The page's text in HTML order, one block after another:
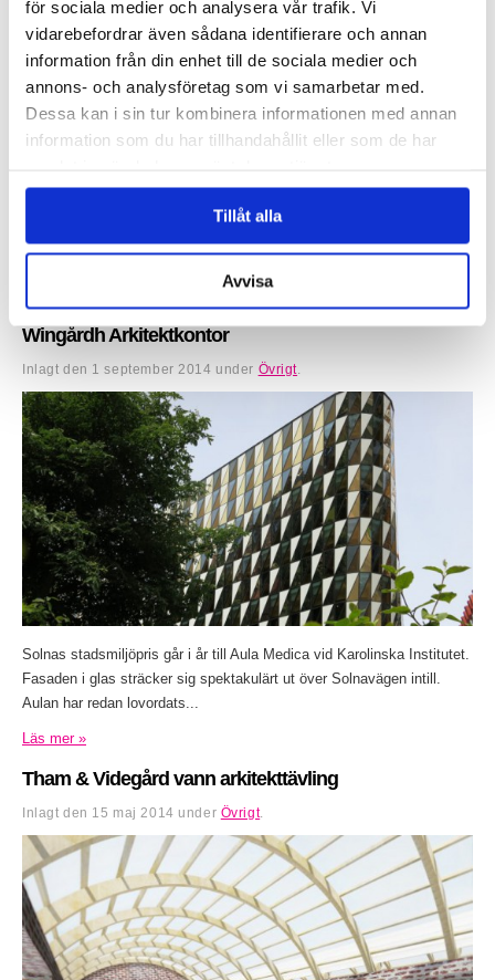
för sociala medier och analysera vår trafik. Vi
vidarebefordrar även sådana identifierare och annan
information från din enhet till de sociala medier och
annons- och analysföretag som vi samarbetar med.
Dessa kan i sin tur kombinera informationen med annan
information som du har tillhandahållit eller som de har
Tillåt alla
Avvisa
Claesson Koivisto Rune har skapat en unik möbelkollektion för den
Japanska möbeltillverkare Matsuso T. Möblerna som presenterades
Aula Medica vinnare av årets stadsmiljöpris, ritad av
Wingårdh Arkitektkontor
Inlagt den 1 september 2014 under Övrigt
Solnas stadsmiljöpris går i år till Aula Medica vid Karolinska Institutet.
Fasaden i glas sträcker sig spektakulärt ut över Solnavägen intill.
Aulan har redan lovordats...
Läs mer »
Tham & Videgård vann arkitekttävling
Inlagt den 15 maj 2014 under Övrigt.